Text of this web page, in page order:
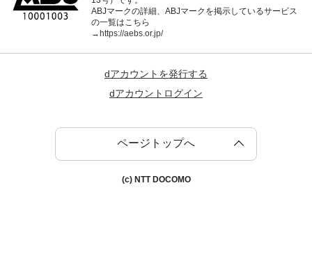
ABJマークの詳細、ABJマークを掲示しているサービス
の一覧はこちら
→https://aebs.or.jp/
dアカウントを発行する
dアカウントログイン
ページトップへ
(c) NTT DOCOMO